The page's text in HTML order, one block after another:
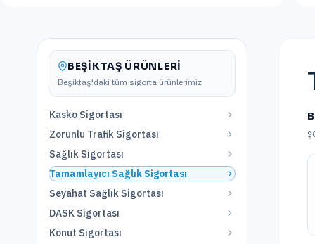
BEŞIKTAŞ ÜRÜNLERI
Beşiktaş'daki tüm sigorta ürünlerimiz
Kasko Sigortası
Zorunlu Trafik Sigortası
Sağlık Sigortası
Tamamlayıcı Sağlık Sigortası
Seyahat Sağlık Sigortası
DASK Sigortası
Konut Sigortası